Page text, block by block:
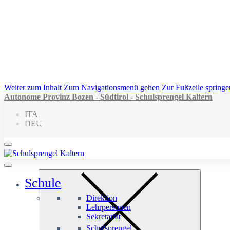
Weiter zum Inhalt Zum Navigationsmenü gehen Zur Fußzeile
Autonome Provinz Bozen - Südtirol - Schulsprengel Kaltern
ITA
DEU
Schule
Direktion
Lehrpersonen
Sekretariat
Schulsprengel